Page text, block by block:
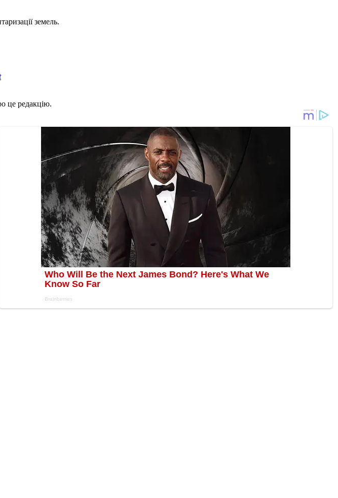
земель.
це редакцію.